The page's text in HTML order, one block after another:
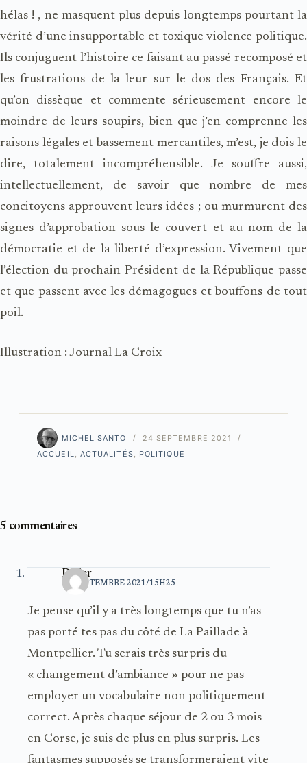
hélas ! , ne masquent plus depuis longtemps pourtant la
vérité d’une insupportable et toxique violence politique.
Ils conjuguent l’histoire ce faisant au passé recomposé et
les frustrations de la leur sur le dos des Français. Et
qu’on dissèque et commente sérieusement encore le
moindre de leurs soupirs, bien que j’en comprenne les
raisons légales et bassement mercantiles, m’est, je dois le
dire, totalement incompréhensible. Je souffre aussi,
intellectuellement, de savoir que nombre de mes
concitoyens approuvent leurs idées ; ou murmurent des
signes d’approbation sous le couvert et au nom de la
démocratie et de la liberté d’expression. Vivement que
l’élection du prochain Président de la République passe
et que passent avec les démagogues et bouffons de tout
poil.
Illustration : Journal La Croix
MICHEL SANTO
24 SEPTEMBRE 2021
ACCUEIL, ACTUALITÉS, POLITIQUE
5 commentaires
Didier
24 SEPTEMBRE 2021/15H25
Je pense qu’il y a très longtemps que tu n’as
pas porté tes pas du côté de La Paillade à
Montpellier. Tu serais très surpris du
« changement d’ambiance » pour ne pas
employer un vocabulaire non politiquement
correct. Après chaque séjour de 2 ou 3 mois
en Corse, je suis de plus en plus surpris. Les
fantasmes supposés se transformeraient vite